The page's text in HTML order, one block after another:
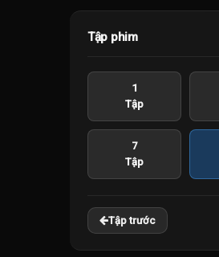
Tập phim
1
Tập
7
Tập
Tập trước